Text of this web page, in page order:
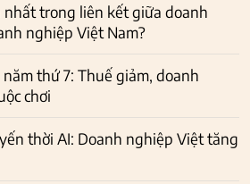
nhất trong liên kết giữa doanh
nghiệp Việt Nam?
năm thứ 7: Thuế giảm, doanh
chơi
thời AI: Doanh nghiệp Việt tăng